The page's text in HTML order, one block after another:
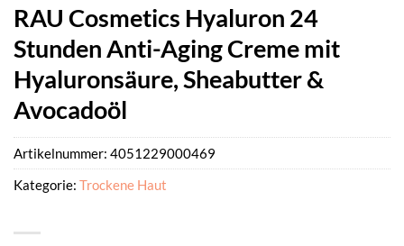
RAU Cosmetics Hyaluron 24
Stunden Anti-Aging Creme mit
Hyaluronsäure, Sheabutter &
Avocadoöl
Artikelnummer: 4051229000469
Kategorie: Trockene Haut